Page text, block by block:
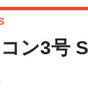
コン3号